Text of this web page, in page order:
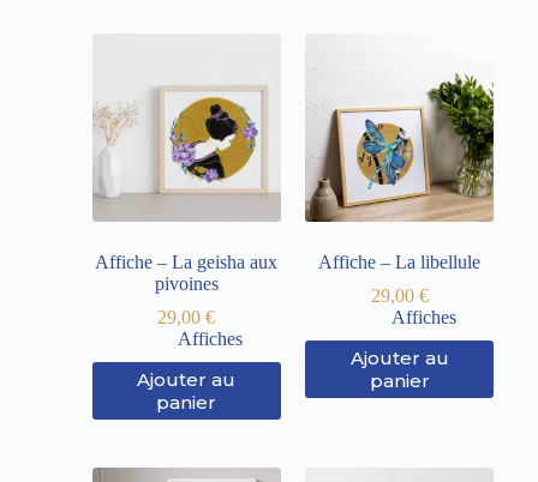
Affiche – La geisha aux
pivoines
29,00€
Affiches
Ajouter au
panier
Affiche – La libellule
29,00 €
Affiches
Ajouter au
panier